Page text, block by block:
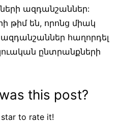
ազդանշաններ:
թիմ են, որոնց միակ
հաղորդել
ընտրանքների
this post?
to rate it!